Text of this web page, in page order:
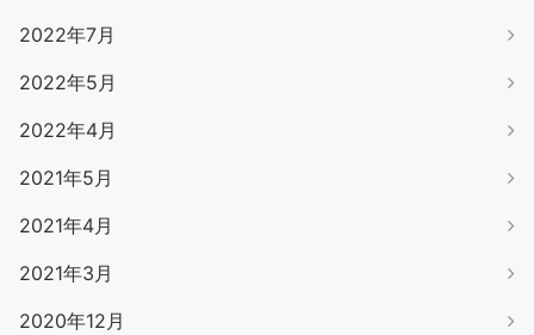
2022年7月
2022年5月
2022年4月
2021年5月
2021年4月
2021年3月
2020年12月